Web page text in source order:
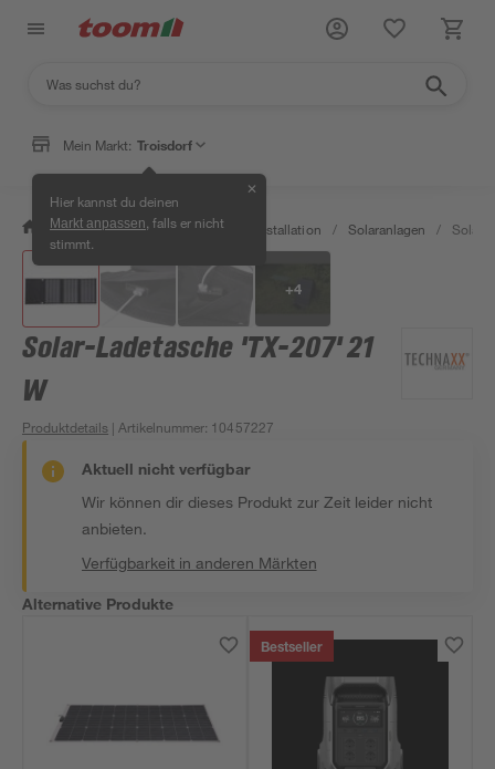
Mein Markt: Troisdorf
Hier kannst du deinen
Markt anpassen , falls er nicht
stimmt.
✕
/ Bauen & Renovieren / Elektroinstallation / Solaranlagen / Solar-
+4
Solar-Ladetasche 'TX-207' 21
W
Produktdetails | Artikelnummer: 10457227
Aktuell nicht verfügbar
Wir können dir dieses Produkt zur Zeit leider nicht
anbieten.
Verfügbarkeit in anderen Märkten
Alternative Produkte
Bestseller